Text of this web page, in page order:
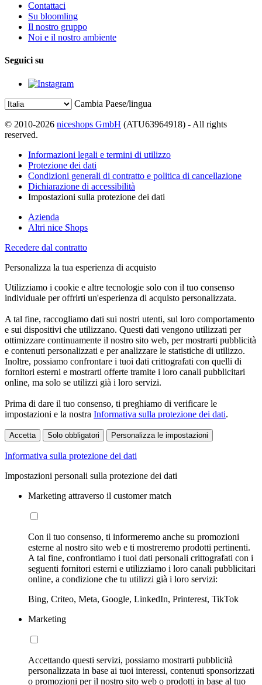
Contattaci
Su bloomling
Il nostro gruppo
Noi e il nostro ambiente
Seguici su
Cambia Paese/lingua
© 2010-2026 niceshops GmbH (ATU63964918) - All rights
reserved.
Informazioni legali e termini di utilizzo
Protezione dei dati
Condizioni generali di contratto e politica di cancellazione
Dichiarazione di accessibilità
Impostazioni sulla protezione dei dati
Azienda
Altri nice Shops
Recedere dal contratto
Personalizza la tua esperienza di acquisto
Utilizziamo i cookie e altre tecnologie solo con il tuo consenso
individuale per offrirti un'esperienza di acquisto personalizzata.
A tal fine, raccogliamo dati sui nostri utenti, sul loro comportamento
e sui dispositivi che utilizzano. Questi dati vengono utilizzati per
ottimizzare continuamente il nostro sito web, per mostrarti pubblicità
e contenuti personalizzati e per analizzare le statistiche di utilizzo.
Inoltre, possiamo confrontare i tuoi dati crittografati con quelli di
fornitori esterni e mostrarti offerte tramite i loro canali pubblicitari
online, ma solo se utilizzi già i loro servizi.
Prima di dare il tuo consenso, ti preghiamo di verificare le
impostazioni e la nostra Informativa sulla protezione dei dati.
Accetta Solo obbligatori Personalizza le impostazioni
Informativa sulla protezione dei dati
Impostazioni personali sulla protezione dei dati
Marketing attraverso il customer match
Con il tuo consenso, ti informeremo anche su promozioni
esterne al nostro sito web e ti mostreremo prodotti pertinenti.
A tal fine, confrontiamo i tuoi dati personali crittografati con i
seguenti fornitori esterni e utilizziamo i loro canali pubblicitari
online, a condizione che tu utilizzi già i loro servizi:
Bing, Criteo, Meta, Google, LinkedIn, Printerest, TikTok
Marketing
Accettando questi servizi, possiamo mostrarti pubblicità
personalizzata in base ai tuoi interessi, contenuti sponsorizzati
o promozioni per il nostro sito web o prodotti in base al tuo